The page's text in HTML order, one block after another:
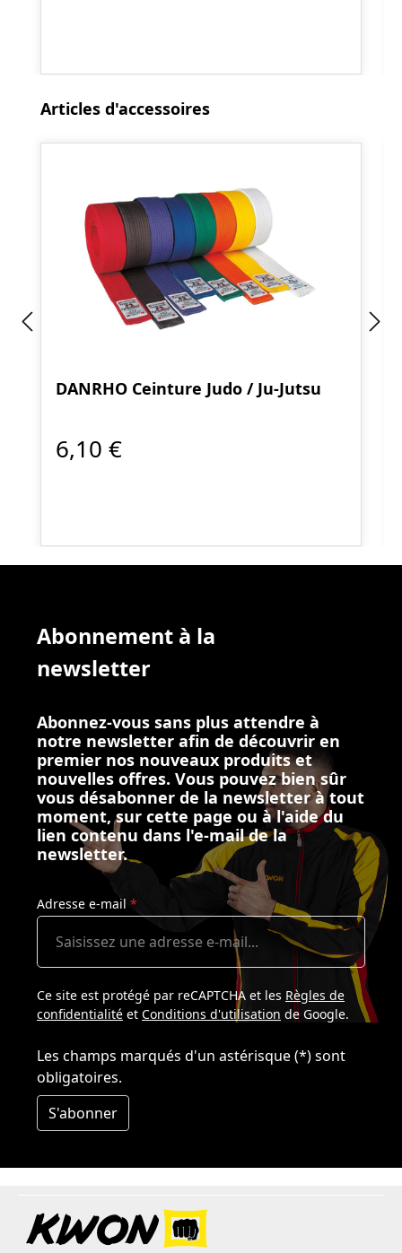
Ignorer la galerie de produits
Articles d'accessoires
DANRHO Ceinture Judo / Ju-Jutsu
6,10 €
Abonnement à la
newsletter
Abonnez-vous sans plus attendre à
notre newsletter afin de découvrir en
premier nos nouveaux produits et
nouvelles offres. Vous pouvez bien sûr
vous désabonner de la newsletter à tout
moment, sur cette page ou à l'aide du
lien contenu dans l'e-mail de la
newsletter.
Adresse e-mail *
Ce site est protégé par reCAPTCHA et les Règles de
confidentialité et Conditions d'utilisation de Google.
Les champs marqués d'un astérisque (*) sont
obligatoires.
S'abonner